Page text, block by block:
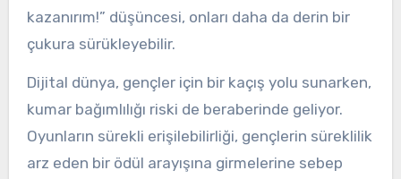
kazanırım!” düşüncesi, onları daha da derin bir
çukura sürükleyebilir.
Dijital dünya, gençler için bir kaçış yolu sunarken,
kumar bağımlılığı riski de beraberinde geliyor.
Oyunların sürekli erişilebilirliği, gençlerin süreklilik
arz eden bir ödül arayışına girmelerine sebep